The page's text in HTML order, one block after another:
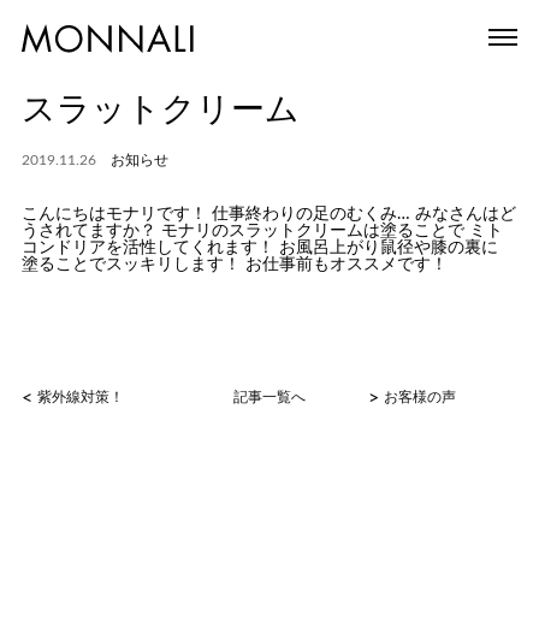
スラットクリーム
2019.11.26 お知らせ
こんにちはモナリです！ 仕事終わりの足のむくみ… みなさんはど
うされてますか？ モナリのスラットクリームは塗ることで ミト
コンドリアを活性してくれます！ お風呂上がり鼠径や膝の裏に
塗ることでスッキリします！ お仕事前もオススメです！
< 紫外線対策！ 記事一覧へ > お客様の声